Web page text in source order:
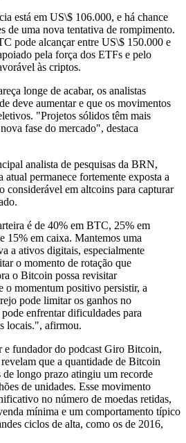
está em US\$ 106.000, e há chance
de uma nova tentativa de rompimento.
pode alcançar entre US\$ 150.000 e
pela força dos ETFs e pelo
às criptos.
longe de acabar, os analistas
deve aumentar e que os movimentos
"Projetos sólidos têm mais
fase do mercado", destaca
analista de pesquisas da BRN,
atual permanece fortemente exposta a
considerável em altcoins para capturar
é de 40% em BTC, 25% em
15% em caixa. Mantemos uma
a ativos digitais, especialmente
o momento de rotação que
o Bitcoin possa revisitar
o momentum positivo persistir, a
pode limitar os ganhos no
enfrentar dificuldades para
locais.", afirmou.
e fundador do podcast Giro Bitcoin,
que a quantidade de Bitcoin
longo prazo atingiu um recorde
de unidades. Esse movimento
no número de moedas retidas,
mínima e um comportamento típico
ciclos de alta, como os de 2016,